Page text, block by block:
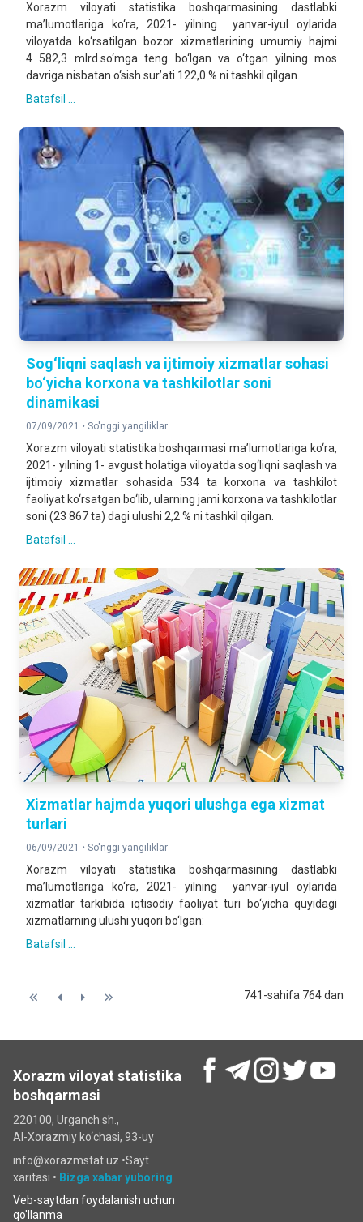
Xorazm viloyati statistika boshqarmasining dastlabki
ma’lumotlariga ko‘ra, 2021- yilning yanvar-iyul oylarida
viloyatda ko‘rsatilgan bozor xizmatlarining umumiy hajmi
4 582,3 mlrd.so‘mga teng bo‘lgan va o‘tgan yilning mos
davriga nisbatan o‘sish sur’ati 122,0 % ni tashkil qilgan.
Batafsil ...
Sog‘liqni saqlash va ijtimoiy xizmatlar sohasi
bo‘yicha korxona va tashkilotlar soni
dinamikasi
07/09/2021 • So'nggi yangiliklar
Xorazm viloyati statistika boshqarmasi ma’lumotlariga ko‘ra,
2021- yilning 1- avgust holatiga viloyatda sog‘liqni saqlash va
ijtimoiy xizmatlar sohasida 534 ta korxona va tashkilot
faoliyat ko‘rsatgan bo‘lib, ularning jami korxona va tashkilotlar
soni (23 867 ta) dagi ulushi 2,2 % ni tashkil qilgan.
Batafsil ...
Xizmatlar hajmda yuqori ulushga ega xizmat
turlari
06/09/2021 • So'nggi yangiliklar
Xorazm viloyati statistika boshqarmasining dastlabki
ma’lumotlariga ko‘ra, 2021- yilning yanvar-iyul oylarida
xizmatlar tarkibida iqtisodiy faoliyat turi bo‘yicha quyidagi
xizmatlarning ulushi yuqori bo‘lgan:
Batafsil ...
741-sahifa 764 dan
Xorazm viloyat statistika
boshqarmasi
220100, Urganch sh.,
Al-Xorazmiy ko‘chаsi, 93-uy
info@xorazmstat.uz •Sayt
xaritasi • Bizga xabar yuboring
Veb-saytdan foydalanish uchun
qo'llanma